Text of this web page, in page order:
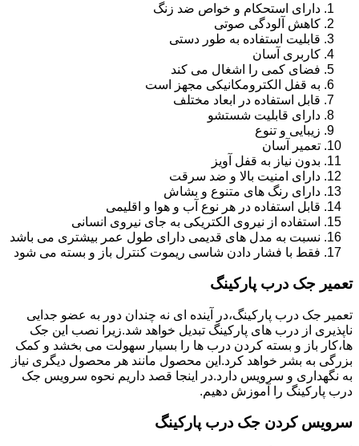
دارای استحکام و خواص ضد زنگ
کاهش آلودگی صوتی
قابلیت استفاده به طور دستی
کاربری آسان
فضای کمی را اشغال می کند
به قفل الکترومکانیکی مجهز است
قابل استفاده در ابعاد مختلف
دارای قابلیت شستشو
زیبایی و تنوع
تعمیر آسان
بدون نیاز به قفل آویز
دارای امنیت بالا و ضد سرقت
دارای رنگ های متنوع و بشاش
قابل استفاده در هر نوع آب و هوا و اقلیمی
استفاده از نیروی الکتریکی به جای نیروی انسانی
نسبت به مدل های قدیمی دارای طول عمر بیشتری می باشد
فقط با فشار دادن شاسی ریموت کنترل باز و بسته می شود
تعمیر جک درب پارکینگ
تعمیر جک درب پارکینگ،در آینده ای نه چندان دور به عضو جدایی
ناپذیری از درب های پارکینگ تبدیل خواهد شد.زیرا نصب این جک
ها،کار باز و بسته کردن درب ها را بسیار سهولت می بخشد و کمک
بزرگی به بشر خواهد کرد.این محصول مانند هر محصول دیگری نیاز
به نگهداری و سرویس دارد.در اینجا قصد داریم نحوه سرویس جک
درب پارکینگ را آموزش دهیم.
سرویس کردن جک درب پارکینگ